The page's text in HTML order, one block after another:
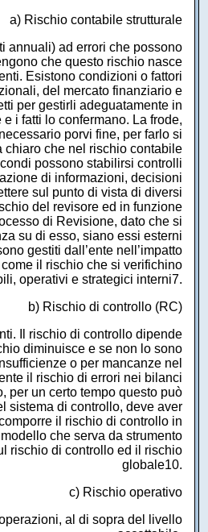
a) Rischio contabile strutturale
annuali) ad errori che possono
che questo rischio nasce
Esistono condizioni o fattori
del mercato finanziario e
per gestirli adeguatamente in
i fatti lo confermano. La frode,
porvi fine, per farlo si
chiaro che nel rischio contabile
possono stabilirsi controlli
di informazioni, decisioni
sul punto di vista di diversi
del revisore ed in funzione
di Revisione, dato che si
su di esso, siano essi esterni
gestiti dall’ente nell’impatto
il rischio che si verifichino
operativi e strategici interni7.
b) Rischio di controllo (RC)
Il rischio di controllo dipende
diminuisce e se non lo sono
o per mancanze nel
il rischio di errori nei bilanci
per un certo tempo questo può
sistema di controllo, deve aver
il rischio di controllo in
che serva da strumento
rischio di controllo ed il rischio
globale10.
c) Rischio operativo
al di sopra del livello